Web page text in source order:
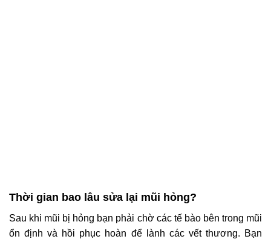
Thời gian bao lâu sửa lại mũi hỏng?
Sau khi mũi bị hỏng bạn phải chờ các tế bào bên trong mũi
ổn định và hồi phục hoàn để lành các vết thương. Bạn